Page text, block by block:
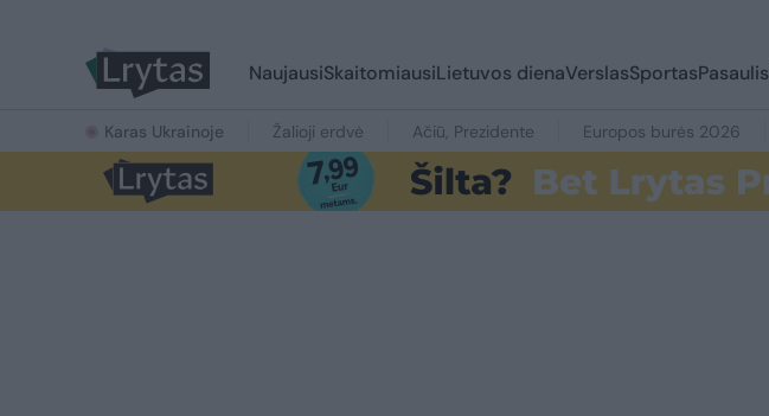
NaujausiSkaitomiausiLietuvos dienaVerslasSportasPasaulis
Karas Ukrainoje Žalioji erdvė Ačiū, Prezidente Europos burės 2026